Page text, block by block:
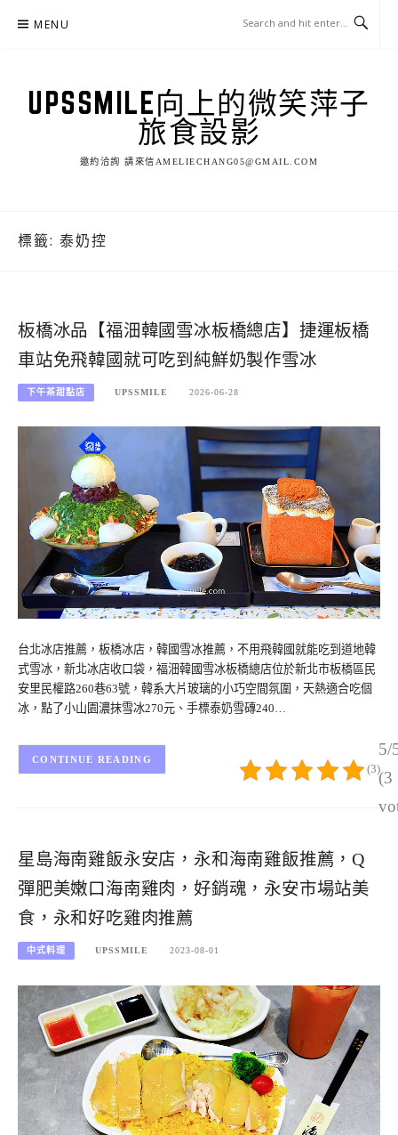
MENU
UPSSMILE向上的微笑萍子
旅食設影
邀約洽詢 請來信AMELIECHANG05@GMAIL.COM
標籤: 泰奶控
板橋冰品【福沺韓國雪冰板橋總店】捷運板橋
車站免飛韓國就可吃到純鮮奶製作雪冰
下午茶甜點店 UPSSMILE 2026-06-28
台北冰店推薦，板橋冰店，韓國雪冰推薦，不用飛韓國就能吃到道地韓
式雪冰，新北冰店收口袋，福沺韓國雪冰板橋總店位於新北市板橋區民
安里民權路260巷63號，韓系大片玻璃的小巧空間氛圍，天熱適合吃個
冰，點了小山園濃抹雪冰270元、手標泰奶雪磚240…
5/
(3
(3)
CONTINUE READING
星島海南雞飯永安店，永和海南雞飯推薦，Q
彈肥美嫩口海南雞肉，好銷魂，永安市場站美
食，永和好吃雞肉推薦
中式料理 UPSSMILE 2023-08-01